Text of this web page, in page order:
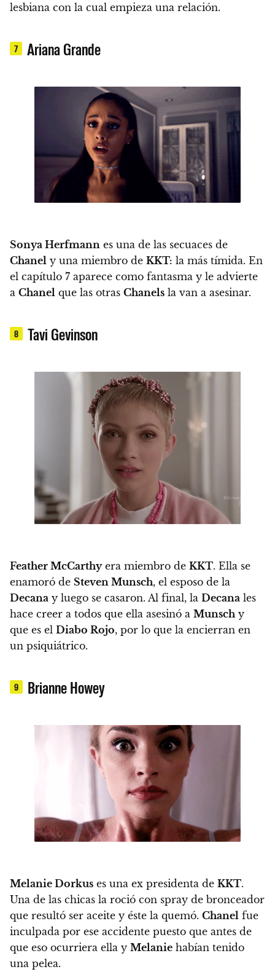
lesbiana con la cual empieza una relación.
7 Ariana Grande
Sonya Herfmann es una de las secuaces de
Chanel y una miembro de KKT: la más tímida. En
el capítulo 7 aparece como fantasma y le advierte
a Chanel que las otras Chanels la van a asesinar.
8 Tavi Gevinson
Feather McCarthyera miembro de KKT. Ella se
enamoró de Steven Munsch, el esposo de la
Decana y luego se casaron. Al final, la Decana les
hace creer a todos que ella asesinó a Munschy
que es el Diabo Rojo, por lo que la encierran en
un psiquiátrico.
9 Brianne Howey
Melanie Dorkus es una ex presidenta de KKT.
Una de las chicas la roció con spray de bronceador
que resultó ser aceite y éste la quemó. Chanel fue
inculpada por ese accidente puesto que antes de
que eso ocurriera ella y Melanie habían tenido
una pelea.